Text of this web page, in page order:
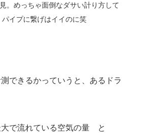
。めっちゃ面倒なダサい計り方して
イプに繋げはイイのに笑
できるかっていうと、あるドラ
大で流れている空気の量 と